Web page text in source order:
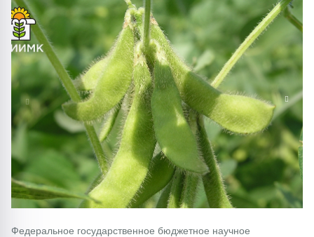
Федеральное государственное бюджетное научное